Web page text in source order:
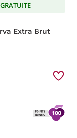
Extra Brut